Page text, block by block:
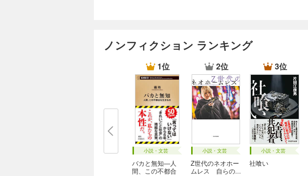
ノンフィクション ランキング
1位
小説・文芸
バカと無知―人
間、この不都合
2位
小説・文芸
Z世代のネオホー
ムレス 自らの...
3位
小説・文芸
社喰い